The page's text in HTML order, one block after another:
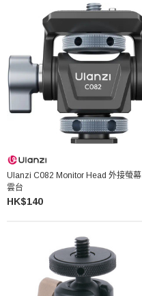
Ulanzi C082 Monitor Head 外接螢幕
雲台
HK$140